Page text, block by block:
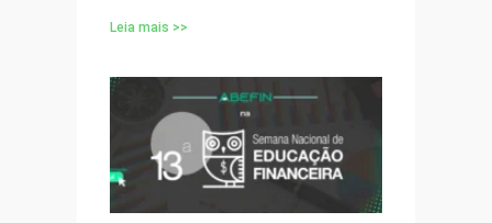
Leia mais >>